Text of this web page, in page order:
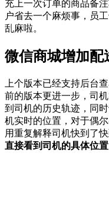
充上一次订单的商品备
户省去一个麻烦事，员
乱麻啦。
微信商城增加配
上个版本已经支持后台
前的版本更进一步，司
到司机的历史轨迹，同
机实时的位置，对于偶
用重复解释司机快到了快
直接看到司机的具体位置